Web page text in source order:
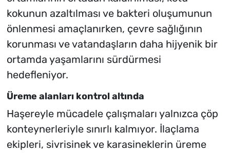
kokunun azaltılması ve bakteri oluşumunun
önlenmesi amaçlanırken, çevre sağlığının
korunması ve vatandaşların daha hijyenik bir
ortamda yaşamlarını sürdürmesi
hedefleniyor.
Üreme alanları kontrol altında
Haşereyle mücadele çalışmaları yalnızca çöp
konteynerleriyle sınırlı kalmıyor. İlaçlama
ekipleri, sivrisinek ve karasineklerin üreme